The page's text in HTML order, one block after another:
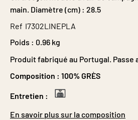
main. Diamètre (cm) : 28.5
Ref I7302LINEPLA
Poids : 0.96 kg
Produit fabriqué au Portugal. Passe
Composition : 100% GRÈS
Entretien :
En savoir plus sur la composition